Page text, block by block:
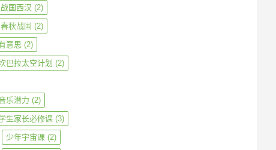
国西汉 (2)
秋战国 (2)
意思 (2)
巴拉太空计划 (2)
乐潜力 (2)
生家长必修课(3)
少年宇宙课(2)